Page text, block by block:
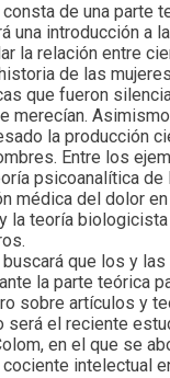
de una parte
una introducción a
la relación entre
de las
que fueron
merecían.
la producción
Entre los
psicoanalítica
médica del dolor
la teoría
buscará que los y
la parte teórica
sobre artículos y
el reciente
en el que se
intelectual